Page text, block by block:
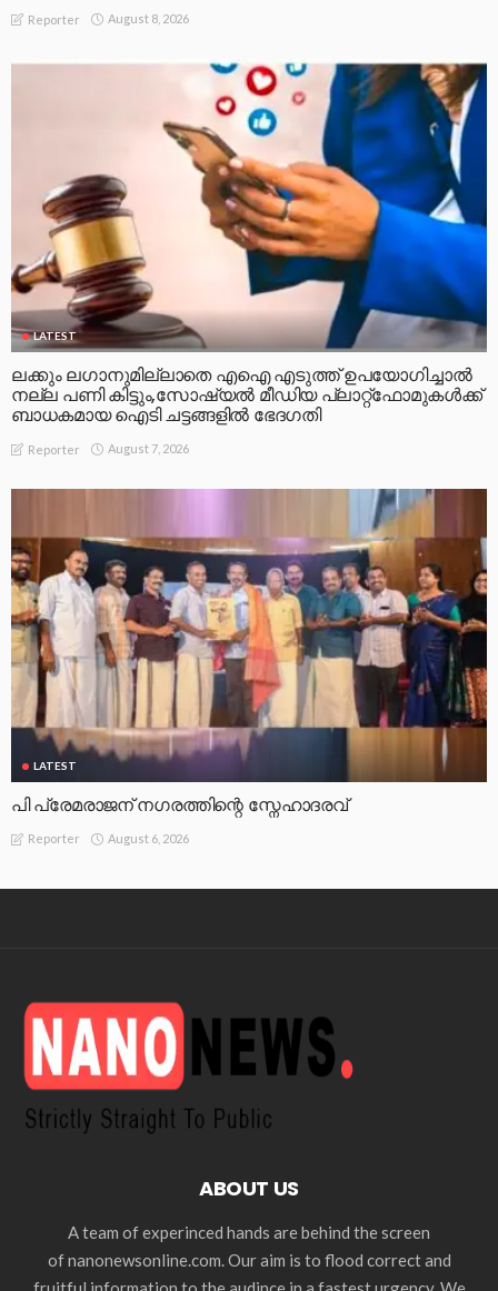
Reporter August 8, 2026
LATEST
ലക്കും ലഗാനുമില്ലാതെ എഐ എടുത്ത് ഉപയോഗിച്ചാല്‍
നല്ല പണി കിട്ടും,സോഷ്യല്‍ മീഡിയ പ്ലാറ്റ്‌ഫോമുകള്‍ക്ക്
ബാധകമായ ഐടി ചട്ടങ്ങളില്‍ ഭേദഗതി
Reporter August 7, 2026
LATEST
പി പ്രേമരാജന് നഗരത്തിന്റെ സ്നേഹാദരവ്
Reporter August 6, 2026
ABOUT US
A team of experinced hands are behind the screen
of nanonewsonline.com. Our aim is to flood correct and